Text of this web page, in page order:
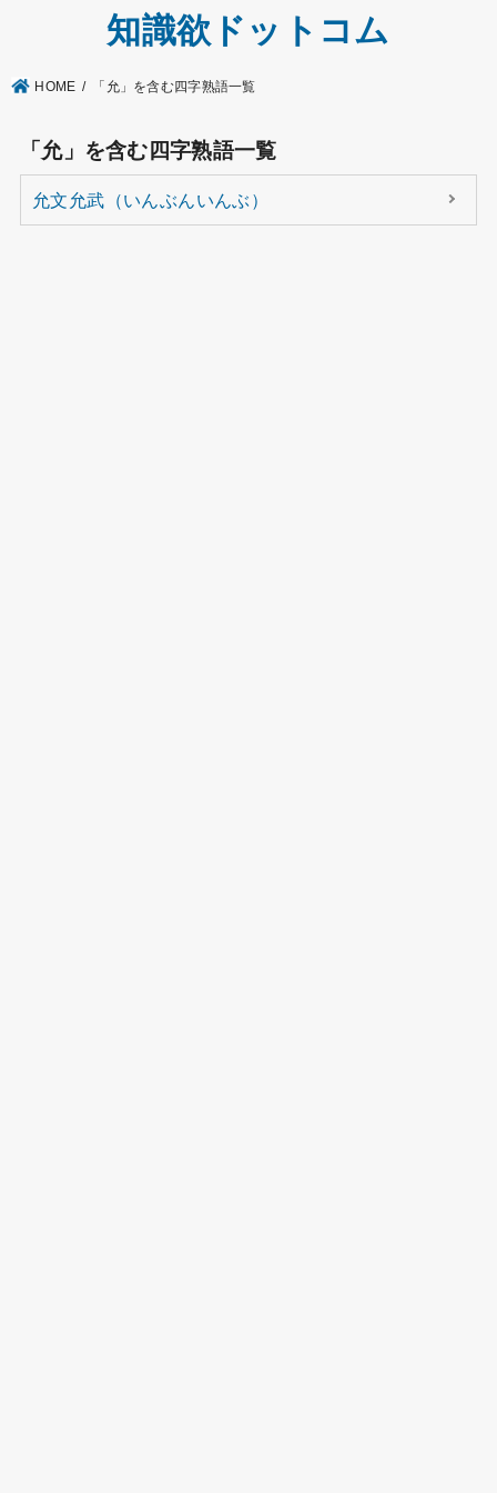
知識欲ドットコム
HOME 「允」を含む四字熟語一覧
「允」を含む四字熟語一覧
允文允武（いんぶんいんぶ）